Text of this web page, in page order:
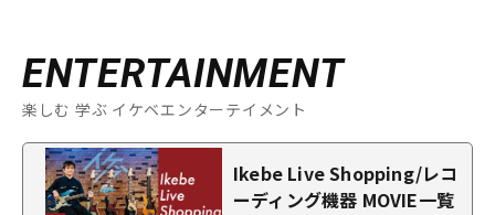
ENTERTAINMENT
楽しむ 学ぶ イケベエンターテイメント
Ikebe Live Shopping/レコ
ーディング機器 MOVIE一覧